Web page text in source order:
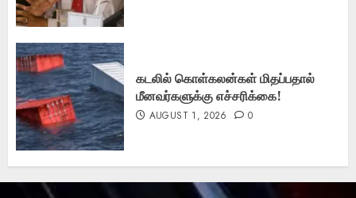
கடலில் கொள்கலன்கள் மிதப்பதால்
மீனவர்களுக்கு எச்சரிக்கை!
AUGUST 1, 2026 0